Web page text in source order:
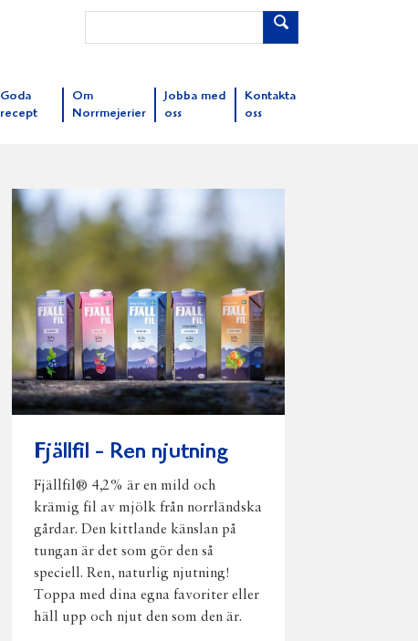
Goda
recept
Om
Norrmejerier
Jobba med
oss
Kontakta
oss
Fjällfil - Ren njutning
Fjällfil® 4,2% är en mild och
krämig fil av mjölk från norrländska
gårdar. Den kittlande känslan på
tungan är det som gör den så
speciell. Ren, naturlig njutning!
Toppa med dina egna favoriter eller
häll upp och njut den som den är.